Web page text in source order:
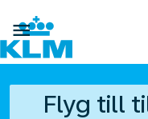

Flyg till